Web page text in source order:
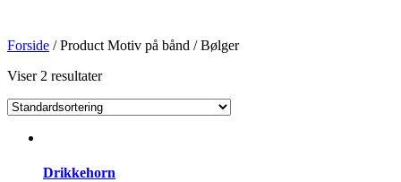
Forside / Product Motiv på bånd / Bølger
Viser 2 resultater
Drikkehorn